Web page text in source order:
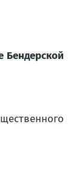
Бендерской